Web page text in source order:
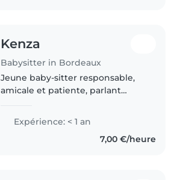
Kenza
Babysitter in Bordeaux
Jeune baby-sitter responsable,
amicale et patiente, parlant
enfants, quel que soit leur âge,
avec des activités comme le..
Expérience: < 1 an
7,00 €/heure